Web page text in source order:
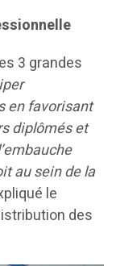
3 grandes
en favorisant
diplômés et
au sein de la
le
des